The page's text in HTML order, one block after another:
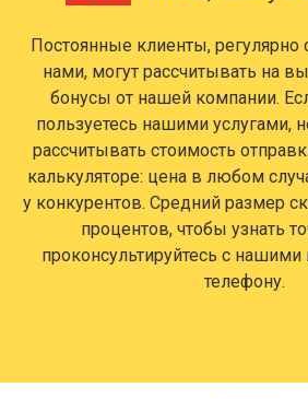
Постоянные клиенты,
нами, могут рассчитывать на
бонусы от нашей компании.
пользуетесь нашими услугами,
рассчитывать стоимость
калькуляторе: цена в любом
у конкурентов. Средний размер
процентов, чтобы узнать
проконсультируйтесь с
телефону.